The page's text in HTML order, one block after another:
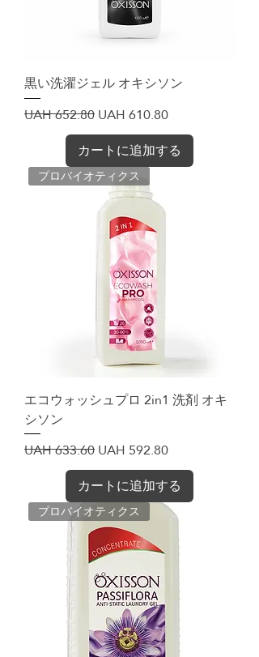
黒い洗濯ジェル オキシソン
通常価格
UAH 652.80セール価格
UAH 610.80
カートに追加する
プロバイオティクス
エコウォッシュプロ 2in1 洗剤 オキ
シソン
通常価格
UAH 633.60セール価格
UAH 592.80
カートに追加する
プロバイオティクス